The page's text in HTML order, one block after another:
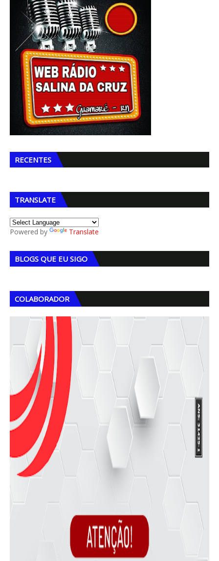
RECENTES
TRANSLATE
Powered by Translate
BLOGS QUE EU SIGO
COLABORADOR